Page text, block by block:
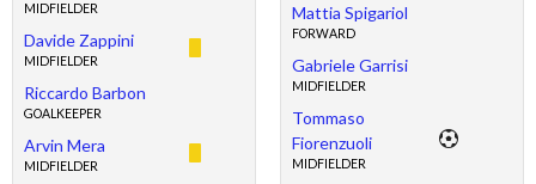
MIDFIELDER
Davide Zappini
MIDFIELDER
Riccardo Barbon
GOALKEEPER
Arvin Mera
MIDFIELDER
Mattia Spigariol
FORWARD
Gabriele Garrisi
MIDFIELDER
Tommaso
Fiorenzuoli
MIDFIELDER